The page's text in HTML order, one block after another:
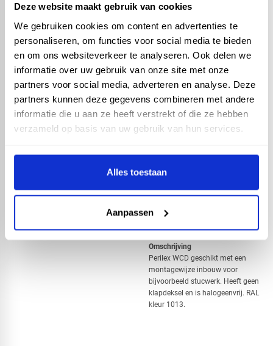
Deze website maakt gebruik van cookies
We gebruiken cookies om content en advertenties te
personaliseren, om functies voor social media te bieden
en om ons websiteverkeer te analyseren. Ook delen we
informatie over uw gebruik van onze site met onze
partners voor social media, adverteren en analyse. Deze
partners kunnen deze gegevens combineren met andere
informatie die u aan ze heeft verstrekt of die ze hebben
verzameld op basis van uw gebruik van hun services.
Alles toestaan
Aanpassen
inbouw - JUNG - AS alpin
wit
Artikelnummer: 55152
7,97 incl. BTW
6,58 excl. BTW
In winkelwagen
​Nom. stroom: 16A
Omschrijving
Perilex WCD geschikt met een
montagewijze inbouw voor
bijvoorbeeld stucwerk. Heeft geen
klapdeksel en is halogeenvrij. RAL
kleur 1013.